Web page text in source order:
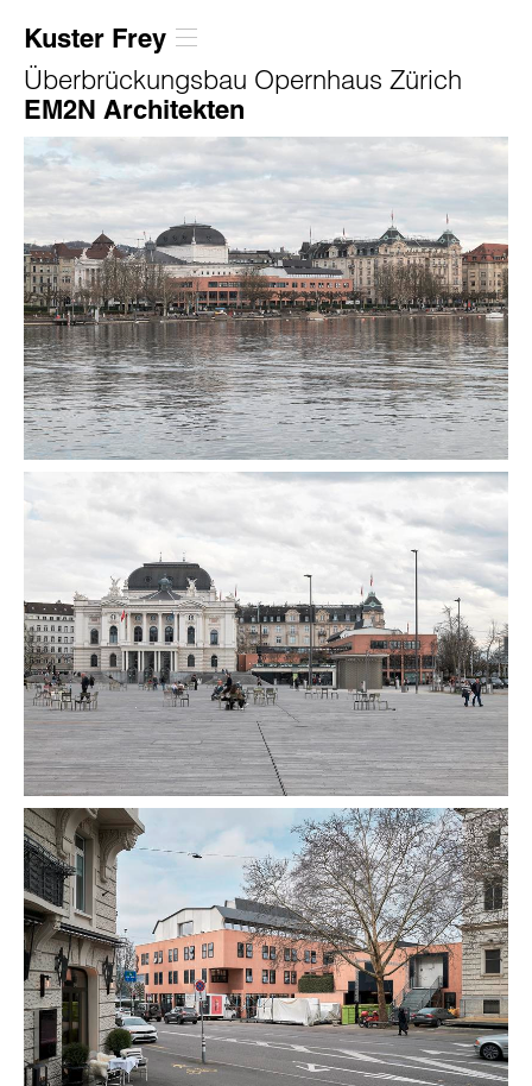
Kuster Frey
Überbrückungsbau Opernhaus Zürich
EM2N Architekten